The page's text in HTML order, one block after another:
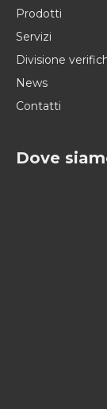
Prodotti
Servizi
Divisione
News
Contatti
Dove